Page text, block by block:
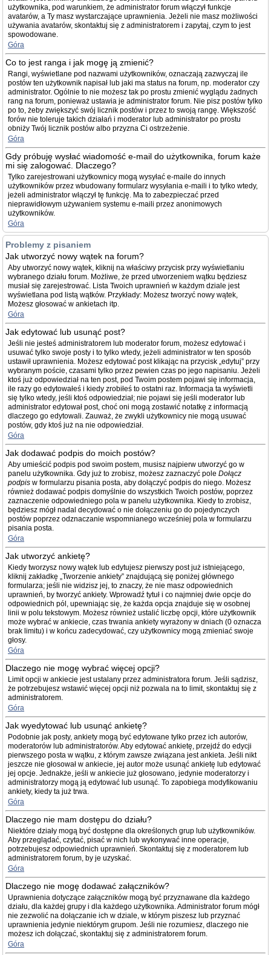
użytkownika, pod warunkiem, że administrator forum włączył funkcje
avatarów, a Ty masz wystarczające uprawnienia. Jeżeli nie masz możliwości
używania avatarów, skontaktuj się z administratorem i zapytaj, czym to jest
spowodowane.
Góra
Co to jest ranga i jak mogę ją zmienić?
Rangi, wyświetlane pod nazwami użytkowników, oznaczają zazwyczaj ile
postów ten użytkownik napisał lub jaki ma status na forum, np. moderator czy
administrator. Ogólnie to nie możesz tak po prostu zmienić wyglądu żadnych
rang na forum, ponieważ ustawia je administrator forum. Nie pisz postów tylko
po to, żeby zwiększyć swój licznik postów i przez to swoją rangę. Większość
forów nie toleruje takich działań i moderator lub administrator po prostu
obniży Twój licznik postów albo przyzna Ci ostrzeżenie.
Góra
Gdy próbuję wysłać wiadomość e-mail do użytkownika, forum każe
mi się zalogować. Dlaczego?
Tylko zarejestrowani użytkownicy mogą wysyłać e-maile do innych
użytkowników przez wbudowany formularz wysyłania e-maili i to tylko wtedy,
jeżeli administrator włączył tę funkcję. Ma to zabezpieczać przed
nieprawidłowym używaniem systemu e-maili przez anonimowych
użytkowników.
Góra
Problemy z pisaniem
Jak utworzyć nowy wątek na forum?
Aby utworzyć nowy wątek, kliknij na właściwy przycisk przy wyświetlaniu
wybranego działu forum. Możliwe, że przed utworzeniem wątku będziesz
musiał się zarejestrować. Lista Twoich uprawnień w każdym dziale jest
wyświetlana pod listą wątków. Przykłady: Możesz tworzyć nowy wątek,
Możesz głosować w ankietach itp.
Góra
Jak edytować lub usunąć post?
Jeśli nie jesteś administratorem lub moderator forum, możesz edytować i
usuwać tylko swoje posty i to tylko wtedy, jeżeli administrator w ten sposób
ustawił uprawnienia. Możesz edytować post klikając na przycisk „edytuj” przy
wybranym poście, czasami tylko przez pewien czas po jego napisaniu. Jeżeli
ktoś już odpowiedział na ten post, pod Twoim postem pojawi się informacja,
ile razy go edytowałeś i kiedy zrobiłeś to ostatni raz. Informacja ta wyświetli
się tylko wtedy, jeśli ktoś odpowiedział; nie pojawi się jeśli moderator lub
administrator edytował post, choć oni mogą zostawić notatkę z informacją
dlaczego go edytowali. Zauważ, że zwykli użytkownicy nie mogą usuwać
postów, gdy ktoś już na nie odpowiedział.
Góra
Jak dodawać podpis do moich postów?
Aby umieścić podpis pod swoim postem, musisz najpierw utworzyć go w
panelu użytkownika. Gdy już to zrobisz, możesz zaznaczyć pole Dołącz
podpis w formularzu pisania posta, aby dołączyć podpis do niego. Możesz
również dodawać podpis domyślnie do wszystkich Twoich postów, poprzez
zaznaczenie odpowiedniego pola w panelu użytkownika. Kiedy to zrobisz,
będziesz mógł nadal decydować o nie dołączeniu go do pojedynczych
postów poprzez odznaczanie wspomnianego wcześniej pola w formularzu
pisania posta.
Góra
Jak utworzyć ankietę?
Kiedy tworzysz nowy wątek lub edytujesz pierwszy post już istniejącego,
kliknij zakładkę „Tworzenie ankiety” znajdującą się poniżej głównego
formularza; jeśli nie widzisz jej, to znaczy, że nie masz odpowiednich
uprawnień, by tworzyć ankiety. Wprowadź tytuł i co najmniej dwie opcje do
odpowiednich pól, upewniając się, że każda opcja znajduje się w osobnej
linii w polu tekstowym. Możesz również ustalić liczbę opcji, które użytkownik
może wybrać w ankiecie, czas trwania ankiety wyrażony w dniach (0 oznacza
brak limitu) i w końcu zadecydować, czy użytkownicy mogą zmieniać swoje
głosy.
Góra
Dlaczego nie mogę wybrać więcej opcji?
Limit opcji w ankiecie jest ustalany przez administratora forum. Jeśli sądzisz,
że potrzebujesz wstawić więcej opcji niż pozwala na to limit, skontaktuj się z
administratorem.
Góra
Jak wyedytować lub usunąć ankietę?
Podobnie jak posty, ankiety mogą być edytowane tylko przez ich autorów,
moderatorów lub administratorów. Aby edytować ankietę, przejdź do edycji
pierwszego posta w wątku, z którym zawsze związana jest ankieta. Jeśli nikt
jeszcze nie głosował w ankiecie, jej autor może usunąć ankietę lub edytować
jej opcje. Jednakże, jeśli w ankiecie już głosowano, jedynie moderatorzy i
administratorzy mogą ją edytować lub usunąć. To zapobiega modyfikowaniu
ankiety, kiedy ta już trwa.
Góra
Dlaczego nie mam dostępu do działu?
Niektóre działy mogą być dostępne dla określonych grup lub użytkowników.
Aby przeglądać, czytać, pisać w nich lub wykonywać inne operacje,
potrzebujesz odpowiednich uprawnień. Skontaktuj się z moderatorem lub
administratorem forum, by je uzyskać.
Góra
Dlaczego nie mogę dodawać załączników?
Uprawnienia dotyczące załączników mogą być przyznawane dla każdego
działu, dla każdej grupy i dla każdego użytkownika. Administrator forum mógł
nie zezwolić na dołączanie ich w dziale, w którym piszesz lub przyznać
uprawnienia jedynie niektórym grupom. Jeśli nie rozumiesz, dlaczego nie
możesz ich dołączać, skontaktuj się z administratorem forum.
Góra